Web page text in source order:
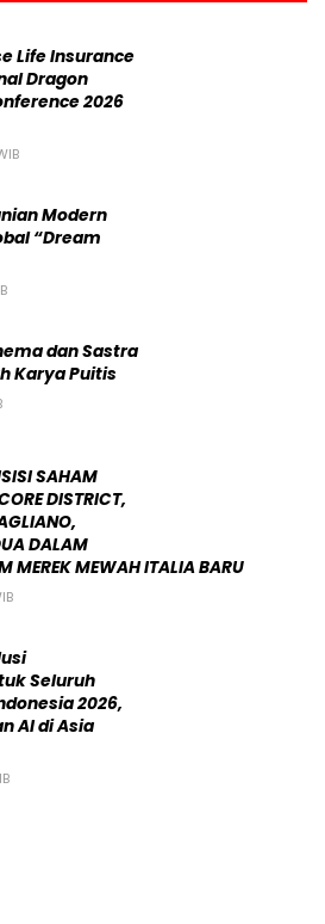
Life Insurance
Dragon
2026
Modern
“Dream
dan Sastra
Karya Puitis
SAHAM
DISTRICT,
DALAM
MEREK MEWAH ITALIA BARU
Seluruh
2026,
AI di Asia